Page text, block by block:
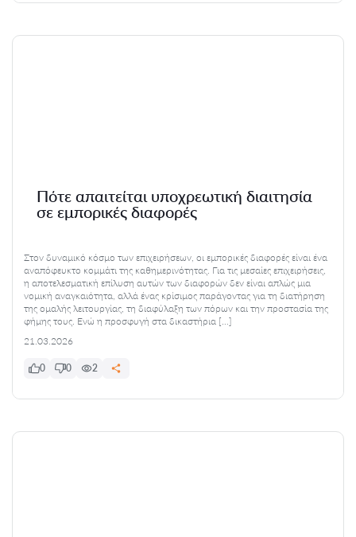
Πότε απαιτείται υποχρεωτική διαιτησία
σε εμπορικές διαφορές
Στον δυναμικό κόσμο των επιχειρήσεων, οι εμπορικές διαφορές είναι ένα
αναπόφευκτο κομμάτι της καθημερινότητας. Για τις μεσαίες επιχειρήσεις,
η αποτελεσματική επίλυση αυτών των διαφορών δεν είναι απλώς μια
νομική αναγκαιότητα, αλλά ένας κρίσιμος παράγοντας για τη διατήρηση
της ομαλής λειτουργίας, τη διαφύλαξη των πόρων και την προστασία της
φήμης τους. Ενώ η προσφυγή στα δικαστήρια […]
21.03.2026
0 0 2